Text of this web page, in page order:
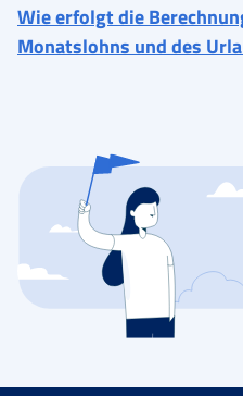
Wie erfolgt die
Monatslohns und des